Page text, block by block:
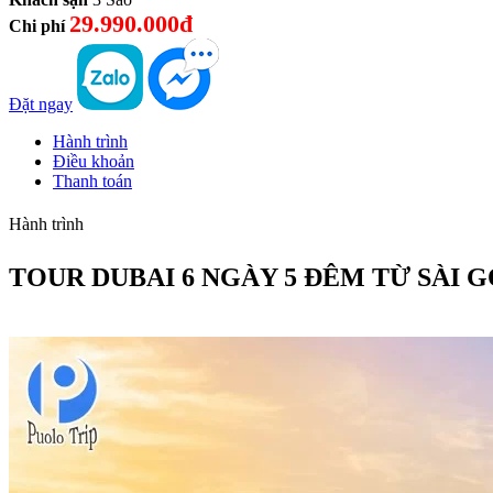
Chi phí 29.990.000đ
Đặt ngay
Hành trình
Điều khoản
Thanh toán
Hành trình
TOUR DUBAI 6 NGÀY 5 ĐÊM TỪ SÀI